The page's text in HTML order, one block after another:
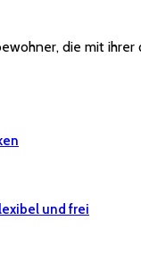
die mit
und frei